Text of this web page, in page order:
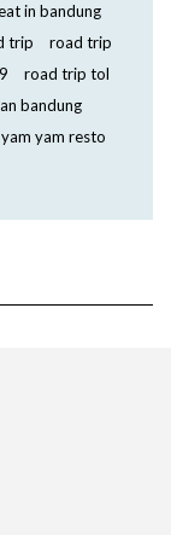
in bandung
trip
road trip
road trip tol
bandung
yam yam resto